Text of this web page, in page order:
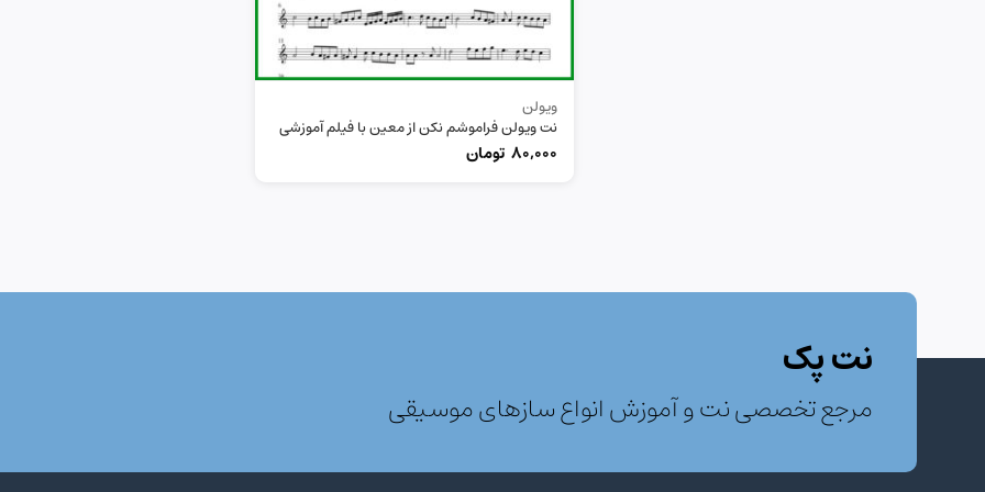
ویولن
نت ویولن فراموشم نکن از معین با فیلم آموزشی
80,000 تومان
نت پک
مرجع تخصصی نت و آموزش انواع سازهای موسیقی